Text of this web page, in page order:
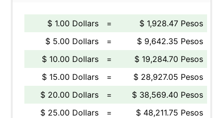
$ 1.00 Dollars =
$ 1,928.47 Pesos
$ 5.00 Dollars
=
$ 9,642.35 Pesos
$ 10.00 Dollars
=
$ 19,284.70 Pesos
$ 15.00 Dollars
=
$ 28,927.05 Pesos
$ 20.00 Dollars
=
$ 38,569.40 Pesos
$ 25.00 Dollars
=
$ 48,211.75 Pesos